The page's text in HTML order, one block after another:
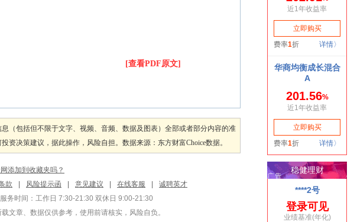
[查看PDF原文]
（包括但不限于文字、视频、音频、数据及图表）全部或者部分内容的准
决策建议，据此操作，风险自担。数据来源：东方财富Choice数据。
添加到收藏夹吗？
款 风险提示函 意见建议 在线客服
诚聘英才
务时间：工作日 7:30-21:30 双休日 9:00-21:30
文章、数据仅供参考，使用前请核实，风险自负。